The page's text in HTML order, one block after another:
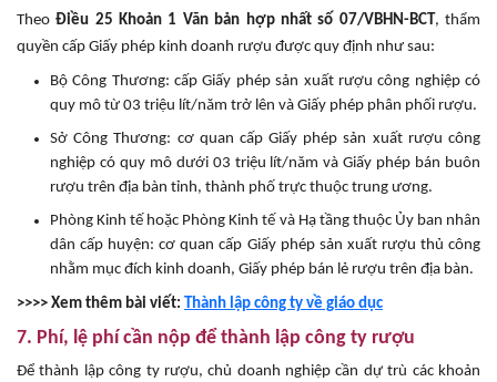
TheoĐiều 25 Khoản 1 Văn bản hợp nhất số 07/VBHN-BCT , thẩm
quyền cấp Giấy phép kinh doanh rượu được quy định như sau:
Bộ Công Thương: cấp Giấy phép sản xuất rượu công nghiệp có
quy mô từ 03 triệu lít/năm trở lên và Giấy phép phân phối rượu.
Sở Công Thương: cơ quan cấp Giấy phép sản xuất rượu công
nghiệp có quy mô dưới 03 triệu lít/năm và Giấy phép bán buôn
rượu trên địa bàn tỉnh, thành phố trực thuộc trung ương.
Phòng Kinh tế hoặc Phòng Kinh tế và Hạ tầng thuộc Ủy ban nhân
dân cấp huyện: cơ quan cấp Giấy phép sản xuất rượu thủ công
nhằm mục đích kinh doanh, Giấy phép bán lẻ rượu trên địa bàn.
>>>> Xem thêm bài viết: Thành lập công ty về giáo dục
7. Phí, lệ phí cần nộp để thành lập công ty rượu
Để thành lập công ty rượu, chủ doanh nghiệp cần dự trù các khoản